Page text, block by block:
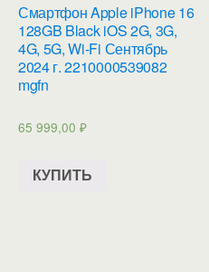
Смартфон Apple iPhone 16
128GB Black iOS 2G, 3G,
4G, 5G, Wi-Fi Сентябрь
2024 г. 2210000539082
mgfn
65 999,00 ₽
КУПИТЬ